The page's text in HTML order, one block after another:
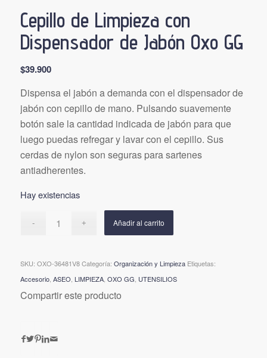
Cepillo de Limpieza con
Dispensador de Jabón Oxo GG
$39.900
Dispensa el jabón a demanda con el dispensador de
jabón con cepillo de mano. Pulsando suavemente
botón sale la cantidad indicada de jabón para que
luego puedas refregar y lavar con el cepillo. Sus
cerdas de nylon son seguras para sartenes
antiadherentes.
Hay existencias
Añadir al carrito
SKU: OXO-36481V8 Categoría: Organización y Limpieza Etiquetas:
Accesorio, ASEO LIMPIEZA, OXO GG UTENSILIOS
Compartir este producto